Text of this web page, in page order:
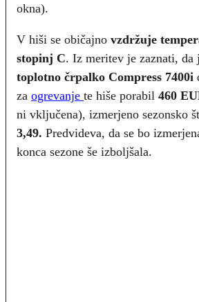
okna).
V hiši se običajno vzdržuje
stopinj C. Iz meritev je zaznati, da
toplotno črpalko Compress 7400i
za ogrevanje te hiše porabil 460
ni vključena), izmerjeno sezonsko
3,49. Predvideva, da se bo
konca sezone še izboljšala.